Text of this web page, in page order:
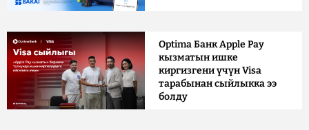
Optima Банк Apple Pay
кызматын ишке
киргизгени үчүн Visa
тарабынан сыйлыкка ээ
болду